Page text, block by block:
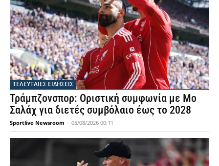
ΤΕΛΕΥΤΑΙΕΣ ΕΙΔΗΣΕΙΣ
Τράμπζονσπορ: Οριστική συμφωνία με Μο
Σαλάχ για διετές συμβόλαιο έως το 2028
Sportlive Newsroom - 05/08/2026 00:11